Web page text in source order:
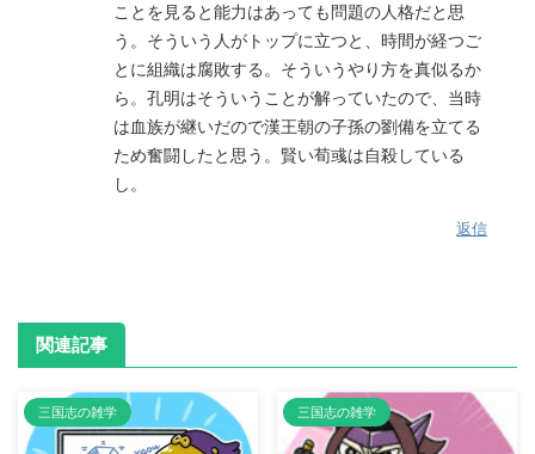
ことを見ると能力はあっても問題の人格だと思
う。そういう人がトップに立つと、時間が経つご
とに組織は腐敗する。そういうやり方を真似るか
ら。孔明はそういうことが解っていたので、当時
は血族が継いだので漢王朝の子孫の劉備を立てる
ため奮闘したと思う。賢い荀彧は自殺している
し。
返信
関連記事
三国志の雑学 三国志の雑学